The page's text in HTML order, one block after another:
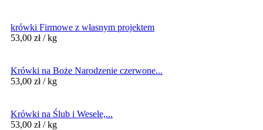
krówki Firmowe z własnym projektem
53,00 zł / kg
Krówki na Boże Narodzenie czerwone...
53,00 zł / kg
Krówki na Ślub i Wesele,...
53,00 zł / kg